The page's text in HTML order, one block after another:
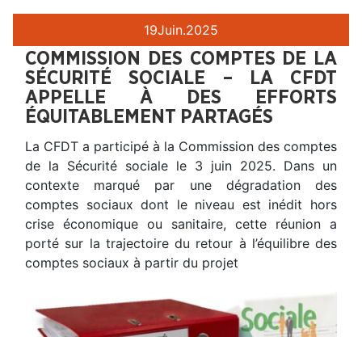
19Juin.2025
COMMISSION DES COMPTES DE LA
SÉCURITÉ SOCIALE – LA CFDT
APPELLE À DES EFFORTS
ÉQUITABLEMENT PARTAGÉS
La CFDT a participé à la Commission des comptes
de la Sécurité sociale le 3 juin 2025. Dans un
contexte marqué par une dégradation des
comptes sociaux dont le niveau est inédit hors
crise économique ou sanitaire, cette réunion a
porté sur la trajectoire du retour à l’équilibre des
comptes sociaux à partir du projet